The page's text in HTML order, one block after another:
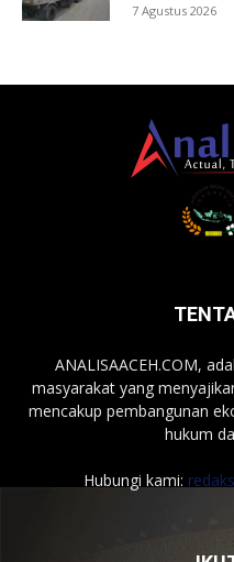
7 Agustus 2026
ANALISAACEH.COM,
masyarakat yang
mencakup pembangunan
hukum
Hubungi kami: